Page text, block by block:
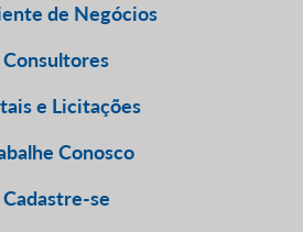
de Negócios
Consultores
e Licitações
Conosco
Cadastre-se